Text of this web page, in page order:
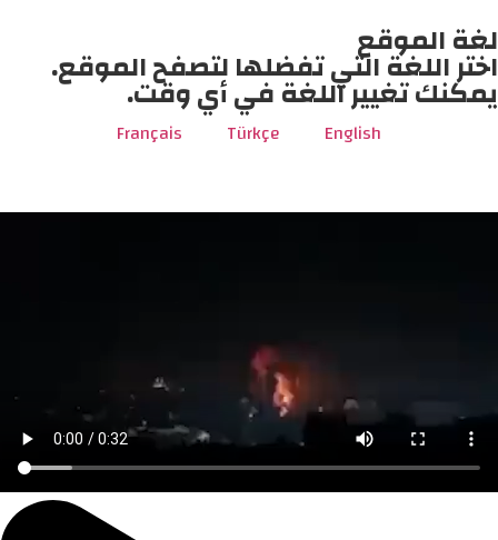
لغة الموقع
اختر اللغة التي تفضلها لتصفح الموقع.
يمكنك تغيير اللغة في أي وقت.
English
Türkçe
Français